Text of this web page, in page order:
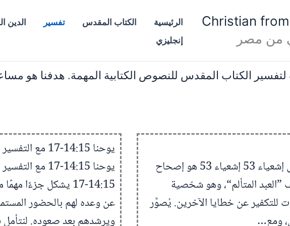
Christian
من مصر
الرئيسية الكتاب المقدس تفسير الدين
إنجليزي
لتفسير الكتاب المقدس للنصوص الكتابية المهمة. هدفنا هو
إشعياء 53 مع التفسير ملخص إشعياء 53 إشعياء 53 هو إصحاح
المتألم“، وهو شخصية
للتكفير عن خطايا الآخرين. يُصوَّر
ومع…
يوحنا 14:15-17 مع التفسير
14:15-17 يشكل جزءًا
عن وعده لهم بالحضور
ويرشدهم بعد صعوده.